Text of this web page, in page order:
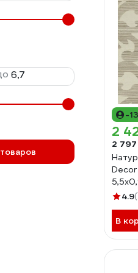
-
2
2
4.9
В